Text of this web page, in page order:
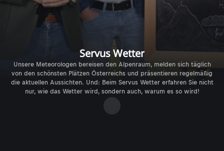
Servus Wetter
Unsere Meteorologen bereisen den Alpenraum, melden sich täglich
von den schönsten Plätzen Österreichs und präsentieren regelmäßig
die aktuellen Aussichten. Und: Beim Servus Wetter erfahren Sie nicht
nur, wie das Wetter wird, sondern auch, warum es so wird!